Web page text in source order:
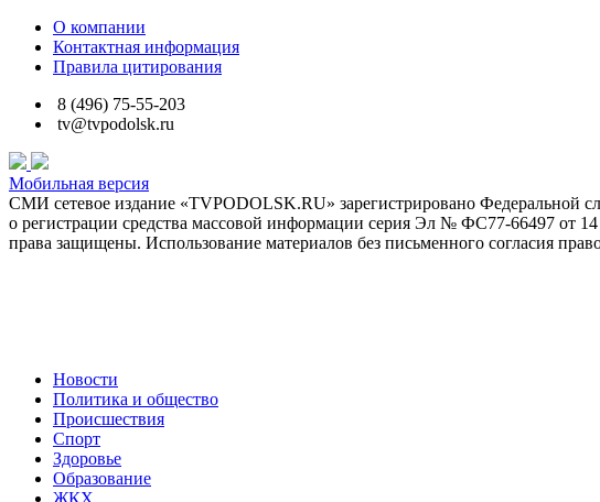
О компании
Контактная информация
Правила цитирования
8 (496) 75-55-203
tv@tvpodolsk.ru
Мобильная версия
СМИ сетевое издание «TVPODOLSK.RU» зарегистрировано Федеральной
о регистрации средства массовой информации серия Эл № ФС77-66497 от
права защищены. Использование материалов без письменного согласия
Новости
Политика и общество
Происшествия
Спорт
Здоровье
Образование
ЖКХ